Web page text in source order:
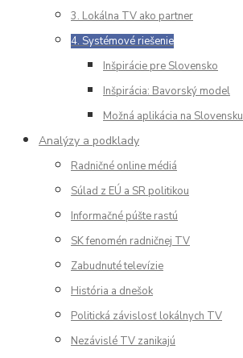
3. Lokálna TV ako partner
4. Systémové riešenie
Inšpirácie pre Slovensko
Inšpirácia: Bavorský model
Možná aplikácia na Slovensku
Analýzy a podklady
Radničné online médiá
Súlad z EÚ a SR politikou
Informačné púšte rastú
SK fenomén radničnej TV
Zabudnuté televízie
História a dnešok
Politická závislosť lokálnych TV
Nezávislé TV zanikajú